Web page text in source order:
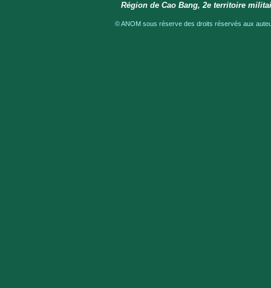
Région de Cao Bang, 2e territoire
© ANOM sous réserve des droits réservés aux